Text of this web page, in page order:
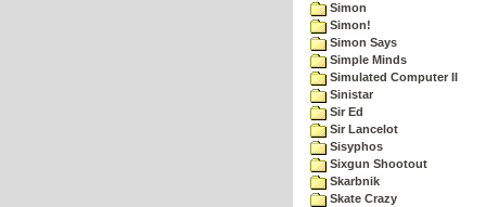
Simon
Simon!
Simon Says
Simple Minds
Simulated Computer II
Sinistar
Sir Ed
Sir Lancelot
Sisyphos
Sixgun Shootout
Skarbnik
Skate Crazy